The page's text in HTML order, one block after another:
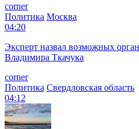
corner
Политика Москва
04:20
Эксперт назвал возможных
Владимира Ткачука
corner
Политика Свердловская область
04:12